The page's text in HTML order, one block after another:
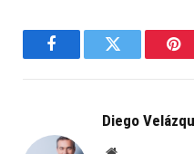
FacebookTwitter
Diego
Website